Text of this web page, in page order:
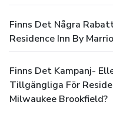
Finns Det Några
Residence Inn By
Finns Det Kampanj-
Tillgängliga För
Milwaukee Brookfield?